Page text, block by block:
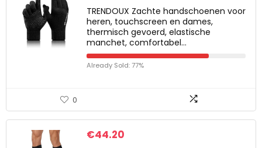
TRENDOUX Zachte handschoenen voor
heren, touchscreen en dames,
thermisch gevoerd, elastische
manchet, comfortabel…
Already Sold: 77%
0
€44.20